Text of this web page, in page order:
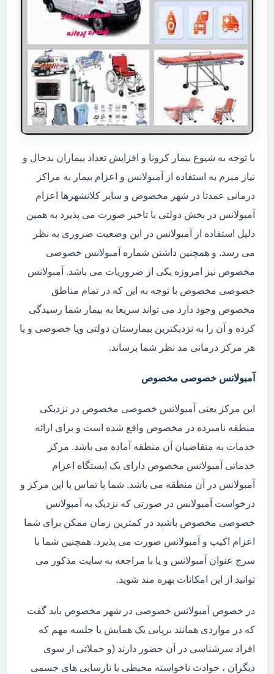
با توجه به شیوع بیمار کرونا و افزایش تعداد بیماران بدحال و
نیاز مبرم به استفاده از آمبولانس و اعزام بیمار به مراکز
درمانی عمدتا در شهر مخصوص و سایر کلانشهرها اعزام
آمبولانس در بخش دولتی با تاخیر صورت می پذیرد به همین
دلیل استفاده از آمبولانس در این وضعیت ضروری به نظر
می رسد. و همچنین داشتن شماره آمبولانس خصوصی
مخصوص نیز امروزه یکی از ضروریات می باشد. آمبولانس
خصوصی مخصوص با توجه به این که در تمام مناطق
مخصوص وجود دارد می تواند سریعا به بیمار شما رسیدگی
کرده و آن را به نزدیکترین بیمارستان دولتی ویا خصوصی و یا
هر مرکز درمانی مد نظر شما برساند.
آمبولانس خصوصی مخصوص
این مرکز یعنی آمبولانس خصوصی مخصوص در نزدیکی
منطقه نامبرده در مخصوص واقع شده است و برای ارائه
خدمات به متقاضیان آن منطقه آماده می باشد. مرکز
خدماتی آمبولانس مخصوص دارای یک ایستگاه اعزام
آمبولانس در آن منطقه می باشد. شما با تماس با این مرکز و
درخواست آمبولانس در صورتی که نزدیک به آمبولانس
خصوصی مخصوص باشید در کمترین زمان ممکن برای شما
اعزام اکیپ و آمبولانس صورت می پذیرد. همچنین شما با
سرچ عنوان آمبولانس و یا با مراجعه به سایت مذکور می
توانید از این امکانات بهره مند شوید.
در خصوص آمبولانس خصوصی در شهر مخصوص باید گفت
که در مواردی همانند برپایی یک همایش یا جلسه مهم که
افراد سرشناسی در آن حضور دارند (و حملاتی از سوی
دیگران ، حوادث ناخواسته محیطی یا نارسایی های جسمی